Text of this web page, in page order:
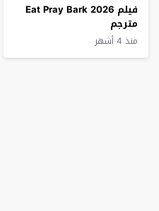
فيلم Eat Pray Bark 2026
مترجم
منذ 4 أشهر